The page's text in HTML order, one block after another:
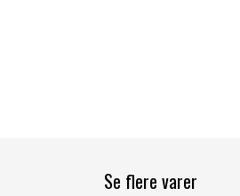
Se flere varer